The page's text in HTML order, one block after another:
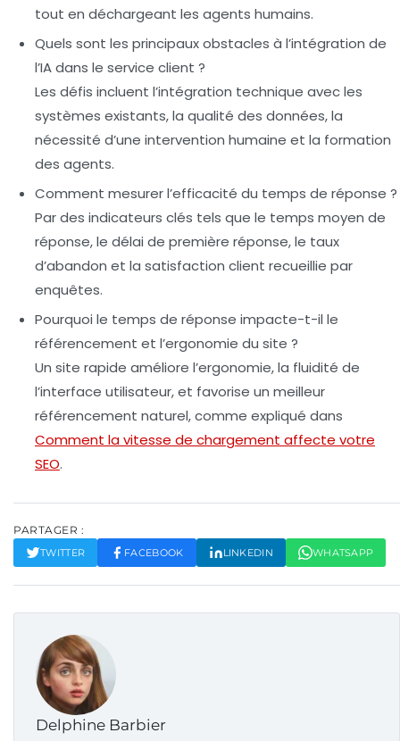
tout en déchargeant les agents humains.
Quels sont les principaux obstacles à l’intégration de
l’IA dans le service client ?
Les défis incluent l’intégration technique avec les
systèmes existants, la qualité des données, la
nécessité d’une intervention humaine et la formation
des agents.
Comment mesurer l’efficacité du temps de réponse ?
Par des indicateurs clés tels que le temps moyen de
réponse, le délai de première réponse, le taux
d’abandon et la satisfaction client recueillie par
enquêtes.
Pourquoi le temps de réponse impacte-t-il le
référencement et l’ergonomie du site ?
Un site rapide améliore l’ergonomie, la fluidité de
l’interface utilisateur, et favorise un meilleur
référencement naturel, comme expliqué dans
Comment la vitesse de chargement affecte votre
SEO.
PARTAGER :
TWITTER FACEBOOK LINKEDIN WHATSAPP
Delphine Barbier